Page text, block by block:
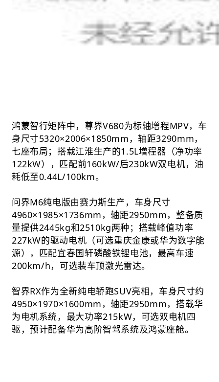
鸿蒙智行矩阵中，尊界V680为标轴增程MPV，车
身尺寸5320×2006×1850mm，轴距3290mm，
七座布局；搭载江淮生产的1.5L增程器（净功率
122kW），匹配前160kW/后230kW双电机，油
耗低至0.44L/100km。
问界M6纯电版由赛力斯生产，车身尺寸
4960×1985×1736mm，轴距2950mm，整备质
量提供2445kg和2510kg两种；搭载峰值功率
227kW的驱动电机（可选重庆金康或华为数字能
源），匹配宜春国轩磷酸铁锂电池，最高车速
200km/h，可选装车顶激光雷达。
智界RX作为全新纯电轿跑SUV亮相，车身尺寸约
4950×1970×1600mm，轴距2950mm，搭载华
为电机系统，最大功率215kW，可选双电机四
驱，预计配备华为高阶智驾系统及鸿蒙座舱。